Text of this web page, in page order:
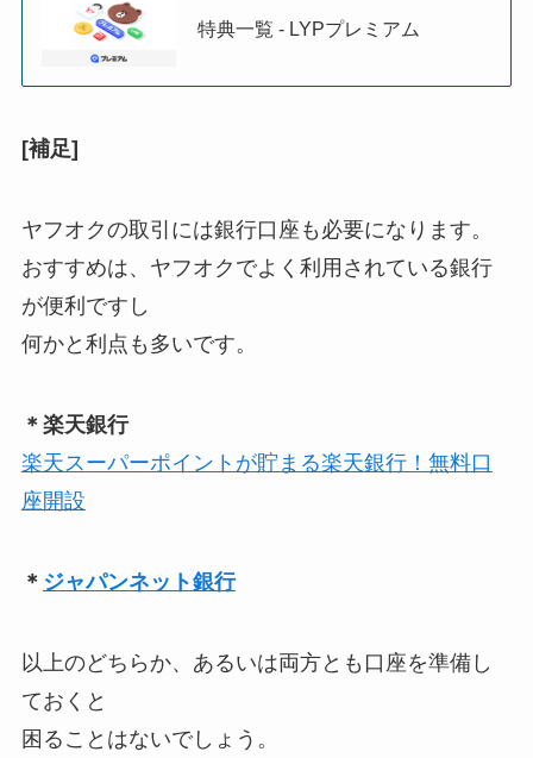
特典一覧 - LYPプレミアム
[補足]
ヤフオクの取引には銀行口座も必要になります。
おすすめは、ヤフオクでよく利用されている銀行
が便利ですし
何かと利点も多いです。
＊楽天銀行
楽天スーパーポイントが貯まる楽天銀行！無料口
座開設
＊ ジャパンネット銀行
以上のどちらか、あるいは両方とも口座を準備し
ておくと
困ることはないでしょう。